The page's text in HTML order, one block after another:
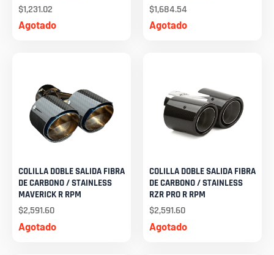
Agotado
$1,231.02
Agotado
$1,684.54
Agotado
COLILLA DOBLE SALIDA FIBRA
DE CARBONO / STAINLESS
MAVERICK R RPM
$2,591.60
Agotado
COLILLA DOBLE SALIDA FIBRA
DE CARBONO / STAINLESS
RZR PRO R RPM
$2,591.60